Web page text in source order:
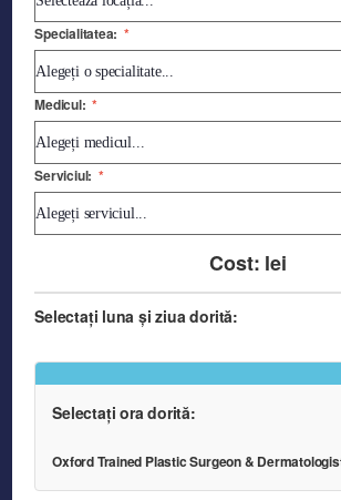
Specialitatea: *
Medicul: *
Serviciul: *
Cost: lei
Selectați luna și ziua dorită:
Selectați ora dorită:
Oxford Trained Plastic Surgeon &